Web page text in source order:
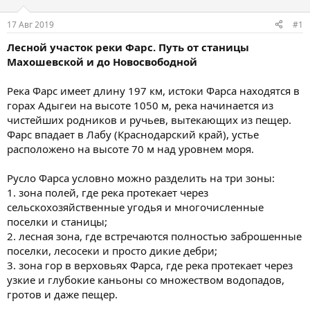
т
е
м
ы
а
л
17 Авг 2019 #1
Лесной участок реки Фарс. Путь от станицы
Махошевской и до Новосвободной
Река Фарс имеет длину 197 км, истоки Фарса находятся в
горах Адыгеи на высоте 1050 м, река начинается из
чистейших родников и ручьев, вытекающих из пещер.
Фарс впадает в Лабу (Краснодарский край), устье
расположено на высоте 70 м над уровнем моря.
Русло Фарса условно можно разделить на три зоны:
1. зона полей, где река протекает через
сельскохозяйственные угодья и многочисленные
поселки и станицы;
2. лесная зона, где встречаются полностью заброшенные
поселки, лесосеки и просто дикие дебри;
3. зона гор в верховьях Фарса, где река протекает через
узкие и глубокие каньоны со множеством водопадов,
гротов и даже пещер.